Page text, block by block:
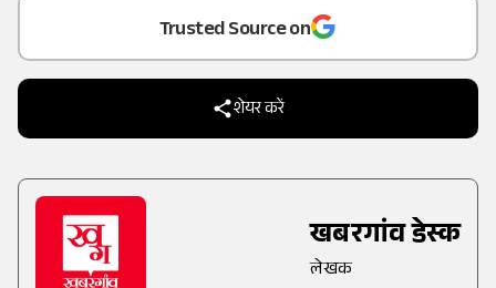
Trusted Source on
शेयर करें
खबरगांव डेस्क
लेखक